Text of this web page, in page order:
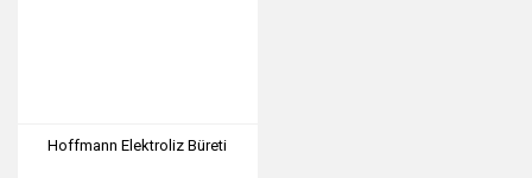
Hoffmann Elektroliz Büreti